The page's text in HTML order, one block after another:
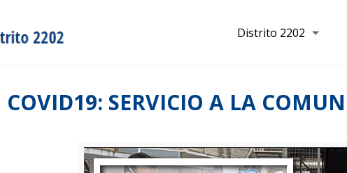
Distrito 2202
COVID19: SERVICIO A LA